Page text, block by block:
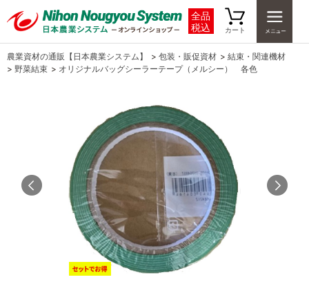
全品
税込
カート
農業資材の通販【日本農業システム】 > 包装・販促資材 > 結束・関連機材
> 野菜結束 > オリジナルバッグシーラーテープ（メルシー） 各色